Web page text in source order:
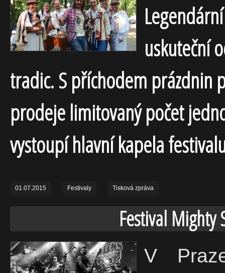
uskuteční
tradic. S příchodem prázdnin
prodeje limitovaný počet
vystoupí hlavní kapela
01.07.2015 Festivaly Tisková zpráva
Festival Mighty
V